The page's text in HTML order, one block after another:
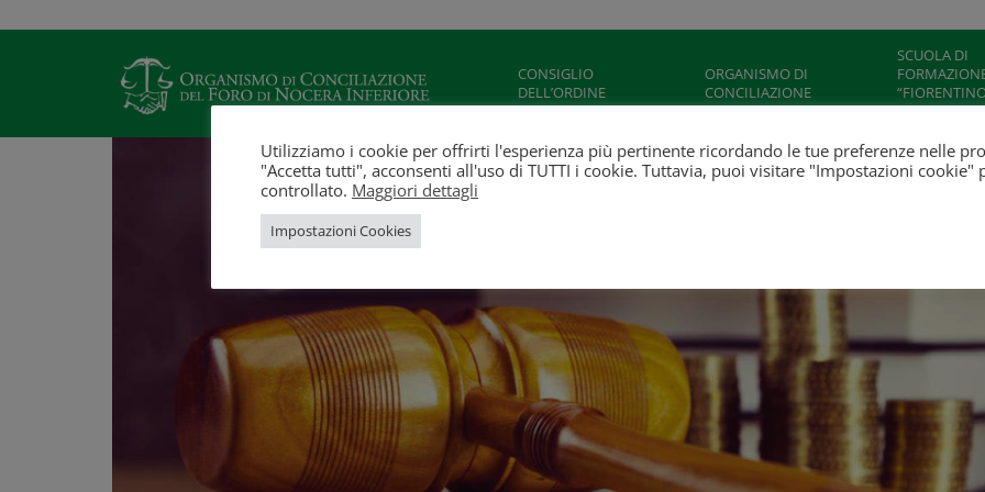
CONSIGLIO
DELL’ORDINE
ORGANISMO DI
CONCILIAZIONE
SCUOLA DI
NICOLA”
Utilizziamo i cookie per offrirti l'esperienza più pertinente ricordando le tue preferenze nelle
"Accetta tutti", acconsenti all'uso di TUTTI i cookie. Tuttavia, puoi visitare "Impostazioni cookie"
controllato. Maggiori dettagli
Impostazioni Cookies